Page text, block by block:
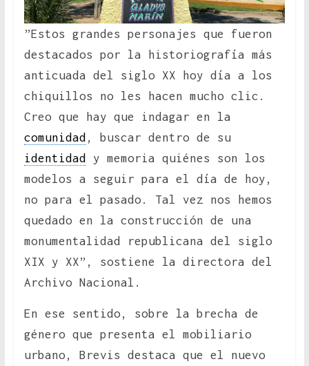
”Estos grandes personajes que fueron
destacados por la historiografía más
anticuada del siglo XX hoy día a los
chiquillos no les hacen mucho clic.
Creo que hay que indagar en la
comunidad , buscar dentro de su
identidad
y memoria quiénes son los
modelos a seguir para el día de hoy,
no para el pasado. Tal vez nos hemos
quedado en la construcción de una
monumentalidad republicana del siglo
XIX y XX”, sostiene la directora del
Archivo Nacional.
En ese sentido, sobre la brecha de
género que presenta el mobiliario
urbano, Brevis destaca que el nuevo